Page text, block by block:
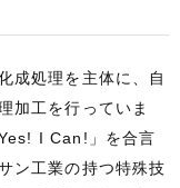
成処理を主体に、自
加工を行っていま
I Can!」を合言
ン工業の持つ特殊技